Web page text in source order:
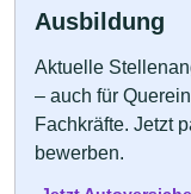
Ausbildung
Aktuelle
– auch für
Fachkräfte. Jetzt
bewerben.